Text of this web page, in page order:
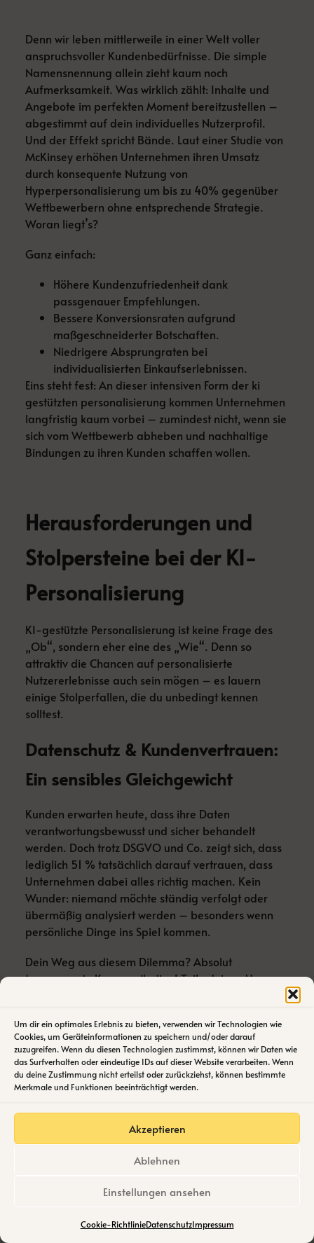
Um dir ein optimales Erlebnis zu bieten, verwenden wir Technologien wie
Cookies, um Geräteinformationen zu speichern und/oder darauf
zuzugreifen. Wenn du diesen Technologien zustimmst, können wir Daten wie
das Surfverhalten oder eindeutige IDs auf dieser Website verarbeiten. Wenn
du deine Zustimmung nicht erteilst oder zurückziehst, können bestimmte
Merkmale und Funktionen beeinträchtigt werden.
Akzeptieren
Ablehnen
Einstellungen ansehen
Cookie-RichtlinieDatenschutzImpressum
Denn wir leben mittlerweile in einer Welt voller
anspruchsvoller Kundenbedürfnisse. Die simple
Namensnennung allein zieht kaum noch
Aufmerksamkeit. Was wirklich zählt: Inhalte und
Angebote im perfekten Moment bereitzustellen –
abgestimmt auf dein individuelles Nutzerprofil.
Und der Effekt spricht Bände. Laut einer Studie von
McKinsey erhöhen Unternehmen ihren Umsatz
durch konsequente Nutzung von
Hyperpersonalisierung um bis zu 40% gegenüber
Wettbewerbern ohne entsprechende Strategie.
Woran liegt’s?
Ganz einfach:
Höhere Kundenzufriedenheit dank
passgenauer Empfehlungen.
Bessere Konversionsraten aufgrund
maßgeschneiderter Botschaften.
Niedrigere Absprungraten bei
individualisierten Einkaufserlebnissen.
Eins steht fest: An dieser intensiven Form der ki
gestützten personalisierung kommen Unternehmen
langfristig kaum vorbei – zumindest nicht, wenn sie
sich vom Wettbewerb abheben und nachhaltige
Bindungen zu ihren Kunden schaffen wollen.
Herausforderungen und
Stolpersteine bei der KI-
Personalisierung
KI-gestützte Personalisierung ist keine Frage des
„Ob“, sondern eher eine des „Wie“. Denn so
attraktiv die Chancen auf personalisierte
Nutzererlebnisse auch sein mögen – es lauern
einige Stolperfallen, die du unbedingt kennen
solltest.
Datenschutz & Kundenvertrauen:
Ein sensibles Gleichgewicht
Kunden erwarten heute, dass ihre Daten
verantwortungsbewusst und sicher behandelt
werden. Doch trotz DSGVO und Co. zeigt sich, dass
lediglich 51 % tatsächlich darauf vertrauen, dass
Unternehmen dabei alles richtig machen. Kein
Wunder: niemand möchte ständig verfolgt oder
übermäßig analysiert werden – besonders wenn
persönliche Dinge ins Spiel kommen.
Dein Weg aus diesem Dilemma? Absolut
transparente Kommunikation! Teile deinen Usern
welche Datendu nutzt und warum,
wie sie geschützt werden,
und gib ihnen stets volle Kontrolle darüber
zurück.
Das schafft Vertrauen, reduziert Hemmschwellen
und steigert langfristig sogar die Bereitschaft zur
Nicht zu persönlich bitte!
Vielleicht kennst du das selbst: Du bekommst
mulmig wird. Beispiele gibt’s genügend. Von